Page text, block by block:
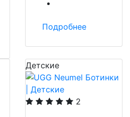
Подробнее
Детские
2